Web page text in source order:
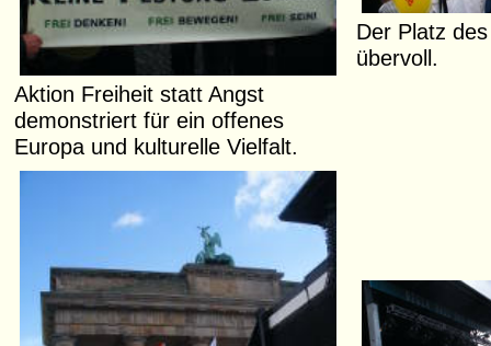
Aktion Freiheit statt Angst
demonstriert für ein offenes
Europa und kulturelle Vielfalt.
Der Platz
übervoll.